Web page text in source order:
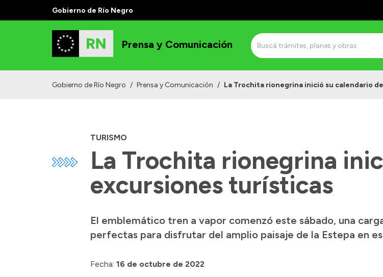
Gobierno de Río Negro
Prensa y Comunicación
Gobierno de Río Negro / Prensa y Comunicación / La Trochita rionegrina inició su calendario
TURISMO
La Trochita rionegrina
excursiones turísticas
El emblemático tren a vapor comenzó este sábado, una
perfectas para disfrutar del amplio paisaje de la Estepa en
Fecha: 16 de octubre de 2022